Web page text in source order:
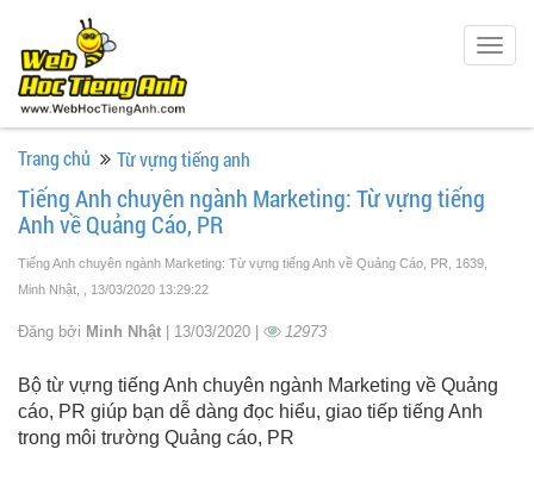
Trang chủ Từ vựng tiếng anh
Tiếng Anh chuyên ngành Marketing: Từ vựng tiếng
Anh về Quảng Cáo, PR
Tiếng Anh chuyên ngành Marketing: Từ vựng tiếng Anh về Quảng Cáo, PR, 1639,
Minh Nhật,
, 13/03/2020 13:29:22
Đăng bởi Minh Nhật | 13/03/2020 | 12973
Bộ từ vựng tiếng Anh chuyên ngành Marketing về Quảng
cáo, PR giúp bạn dễ dàng đọc hiểu, giao tiếp tiếng Anh
trong môi trường Quảng cáo, PR